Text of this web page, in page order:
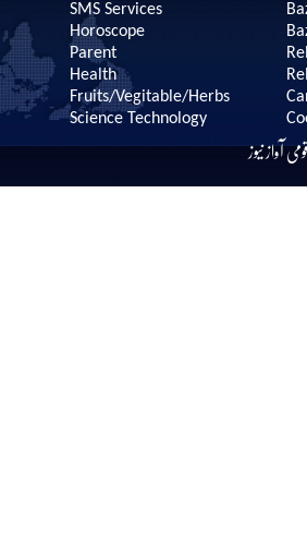
SMS Services
Horoscope
Parent
Health
Fruits/Vegitable/Herbs
Science Technology